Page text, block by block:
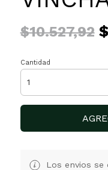
$10.527,92
Cantidad
Los envios se